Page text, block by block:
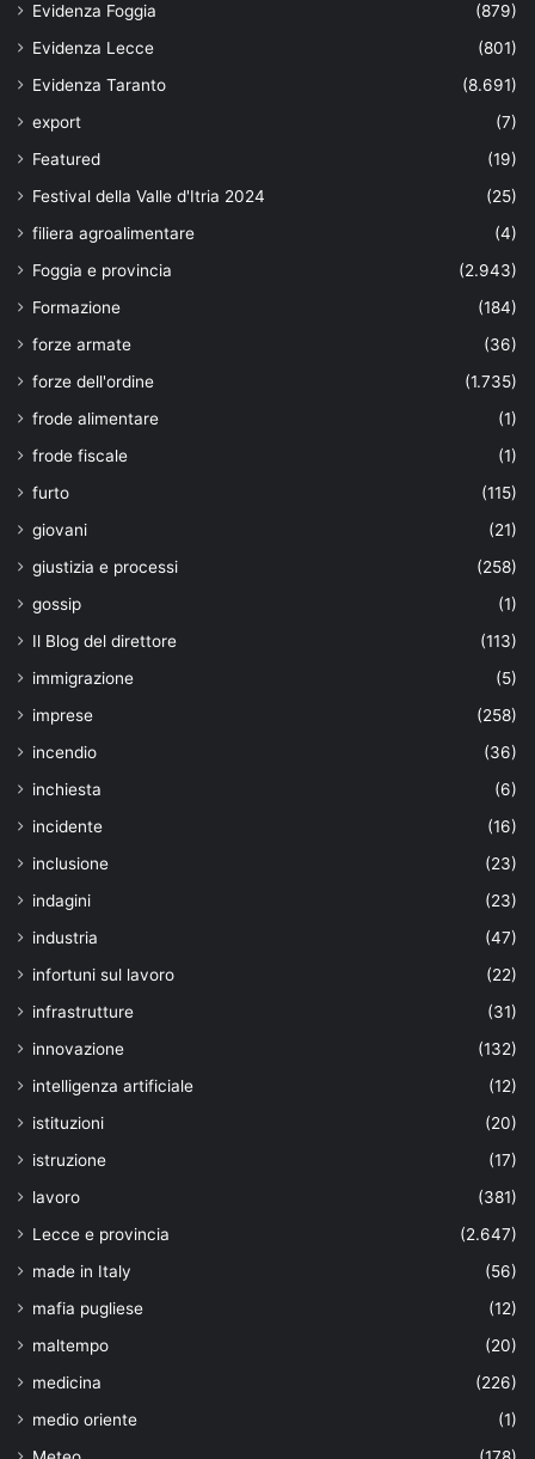
Evidenza Foggia
(879)
Evidenza Lecce
(801)
Evidenza Taranto
(8.691)
export
(7)
Featured
(19)
Festival della Valle d'Itria 2024
(25)
filiera agroalimentare
(4)
Foggia e provincia
(2.943)
Formazione
(184)
forze armate
(36)
forze dell'ordine
(1.735)
frode alimentare
(1)
frode fiscale
(1)
furto
(115)
giovani
(21)
giustizia e processi
(258)
gossip
(1)
Il Blog del direttore
(113)
immigrazione
(5)
imprese
(258)
incendio
(36)
inchiesta
(6)
incidente
(16)
inclusione
(23)
indagini
(23)
industria
(47)
infortuni sul lavoro
(22)
infrastrutture
(31)
innovazione
(132)
intelligenza artificiale
(12)
istituzioni
(20)
istruzione
(17)
lavoro
(381)
Lecce e provincia
(2.647)
made in Italy
(56)
mafia pugliese
(12)
maltempo
(20)
medicina
(226)
medio oriente
(1)